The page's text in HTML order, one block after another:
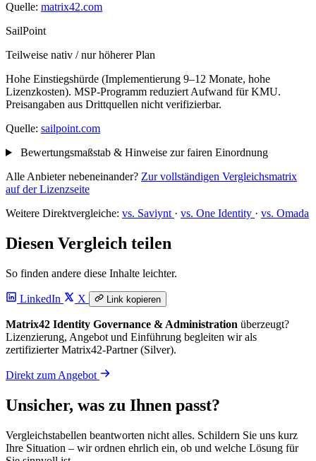
Quelle: matrix42.com
SailPoint
Teilweise nativ / nur höherer Plan
Hohe Einstiegshürde (Implementierung 9–12 Monate, hohe
Lizenzkosten). MSP-Programm reduziert Aufwand für KMU.
Preisangaben aus Drittquellen nicht verifizierbar.
Quelle: sailpoint.com
Bewertungsmaßstab & Hinweise zur fairen Einordnung
Alle Anbieter nebeneinander? Zur vollständigen Vergleichsmatrix
auf der Lizenzseite
Weitere Direktvergleiche: vs. Saviynt · vs. One Identity · vs. Omada
Diesen Vergleich teilen
So finden andere diese Inhalte leichter.
LinkedIn X Link kopieren
Matrix42 Identity Governance & Administration überzeugt?
Lizenzierung, Angebot und Einführung begleiten wir als
zertifizierter Matrix42-Partner (Silver).
Direkt zum Angebot
Unsicher, was zu Ihnen passt?
Vergleichstabellen beantworten nicht alles. Schildern Sie uns kurz
Ihre Situation – wir ordnen ehrlich ein, ob und welche Lösung für